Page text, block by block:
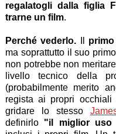
regalatogli dalla figlia
trarne un film.
Perché vederlo.
ma soprattutto il suo
non potrebbe non
livello tecnico della
(probabilmente merito
regista ai propri
gridare lo stesso
definirlo "il miglior uso